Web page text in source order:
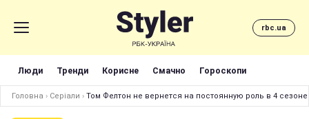
rbc.ua
Люди Тренди Корисне Смачно Гороскопи
Головна › Серіали › Том Фелтон не вернется на постоянную роль в 4